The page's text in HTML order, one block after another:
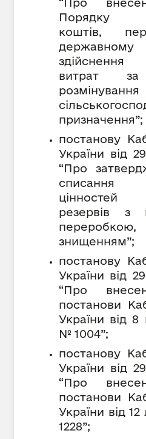
“Про
Порядку
коштів,
витрат за
призначення”;
постанову
України від
“Про
списання
резервів з
переробкою,
знищенням”;
постанову
України від
“Про
постанови
України від 8
№ 1004”;
постанову
України від
“Про
постанови
України від
1228”;